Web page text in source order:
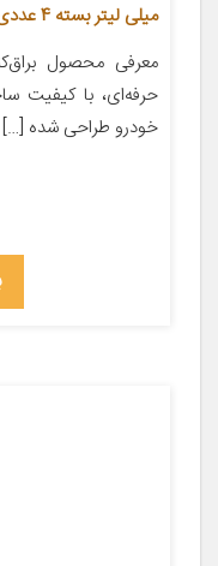
میلی لیتر بسته 4 عددی
معرفی محصول
حرفه‌ای، با کیفیت
خودرو طراحی ‌شده […]